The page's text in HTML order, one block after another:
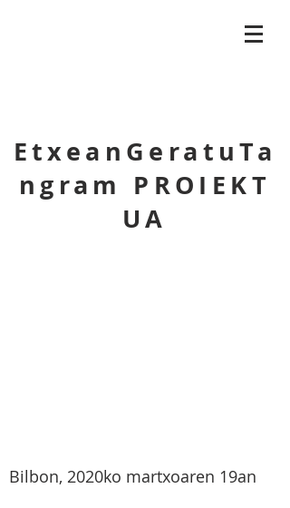
EtxeanGeratuTa
ngram PROIEKT
UA
Bilbon, 2020ko martxoaren 19an